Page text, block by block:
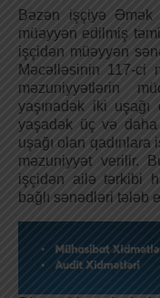
Bəzən işçiyə
müəyyən edilmiş
işçidən müəyyən
Məcəlləsinin 117-ci
məzuniyyətlərin
yaşınadək iki
yaşadək üç və
uşağı olan
məzuniyyət verilir.
işçidən ailə tərkibi
bağlı sənədləri tələb